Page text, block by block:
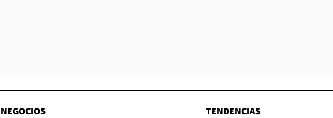
NEGOCIOS TENDENCIAS